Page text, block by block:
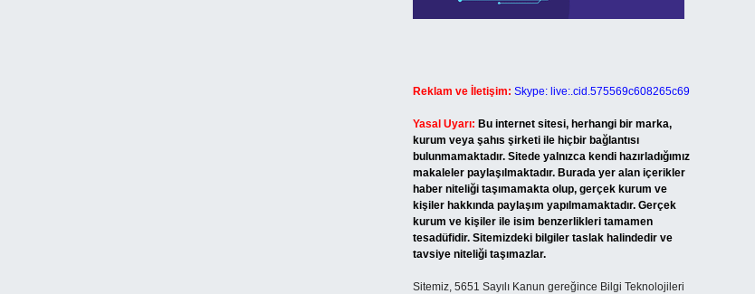
Reklam ve İletişim: Skype: live:.cid.575569c608265c69
Yasal Uyarı: Bu internet sitesi, herhangi bir marka,
kurum veya şahıs şirketi ile hiçbir bağlantısı
bulunmamaktadır. Sitede yalnızca kendi hazırladığımız
makaleler paylaşılmaktadır. Burada yer alan içerikler
haber niteliği taşımamakta olup, gerçek kurum ve
kişiler hakkında paylaşım yapılmamaktadır. Gerçek
kurum ve kişiler ile isim benzerlikleri tamamen
tesadüfidir. Sitemizdeki bilgiler taslak halindedir ve
tavsiye niteliği taşımazlar.
Sitemiz, 5651 Sayılı Kanun gereğince Bilgi Teknolojileri